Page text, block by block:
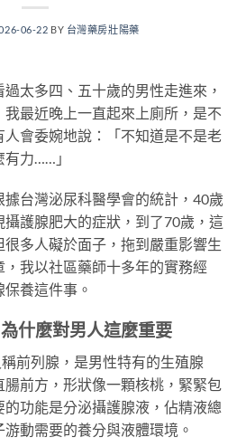
06-22 BY 台灣藥房壯陽藥
太多四、五十歲的男性走進來，
最近晚上一直起來上廁所，是不
會委婉地說：「不知道是不是老
力……」
台灣泌尿科醫學會的統計，40歲
護腺肥大的症狀，到了70歲，這
多人礙於面子，拖到嚴重影響生
我以社區藥師十多年的實務經
養這件事。
什麼對男人這麼重要
前列腺，是男性特有的生殖腺
前方，形狀像一顆核桃，緊緊包
功能是分泌攝護腺液，佔精液總
動需要的養分與液體環境。